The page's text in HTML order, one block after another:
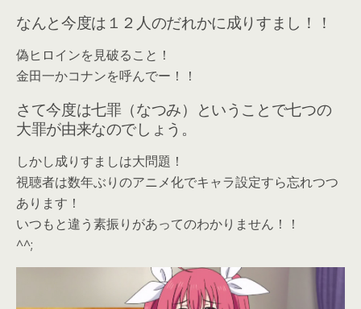
なんと今度は１２人のだれかに成りすまし！！
偽ヒロインを見破ること！
金田一かコナンを呼んでー！！
さて今度は七罪（なつみ）ということで七つの
大罪が由来なのでしょう。
しかし成りすましは大問題！
視聴者は数年ぶりのアニメ化でキャラ設定すら忘れつつ
あります！
いつもと違う素振りがあってのわかりません！！
^^;